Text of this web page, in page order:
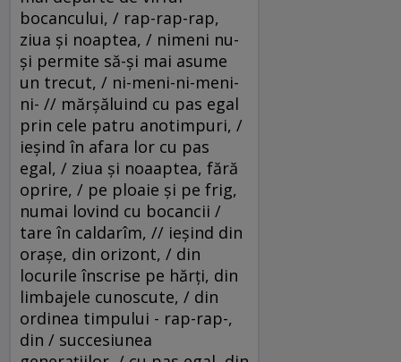
bocancului, / rap-rap-rap,
ziua şi noaptea, / nimeni nu-
şi permite să-şi mai asume
un trecut, / ni-meni-ni-meni-
ni- // mărşăluind cu pas egal
prin cele patru anotimpuri, /
ieşind în afara lor cu pas
egal, / ziua şi noaaptea, fără
oprire, / pe ploaie şi pe frig,
numai lovind cu bocancii /
tare în caldarîm, // ieşind din
oraşe, din orizont, / din
locurile înscrise pe hărţi, din
limbajele cunoscute, / din
ordinea timpului - rap-rap-,
din / succesiunea